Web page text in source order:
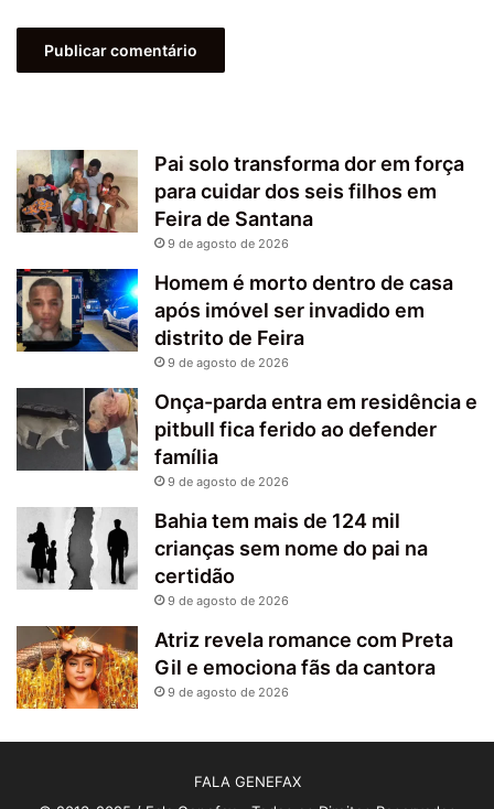
Pai solo transforma dor em força
para cuidar dos seis filhos em
Feira de Santana
9 de agosto de 2026
Homem é morto dentro de casa
após imóvel ser invadido em
distrito de Feira
9 de agosto de 2026
Onça-parda entra em residência e
pitbull fica ferido ao defender
família
9 de agosto de 2026
Bahia tem mais de 124 mil
crianças sem nome do pai na
certidão
9 de agosto de 2026
Atriz revela romance com Preta
Gil e emociona fãs da cantora
9 de agosto de 2026
FALA GENEFAX